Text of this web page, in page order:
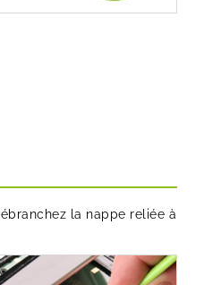
la nappe reliée à